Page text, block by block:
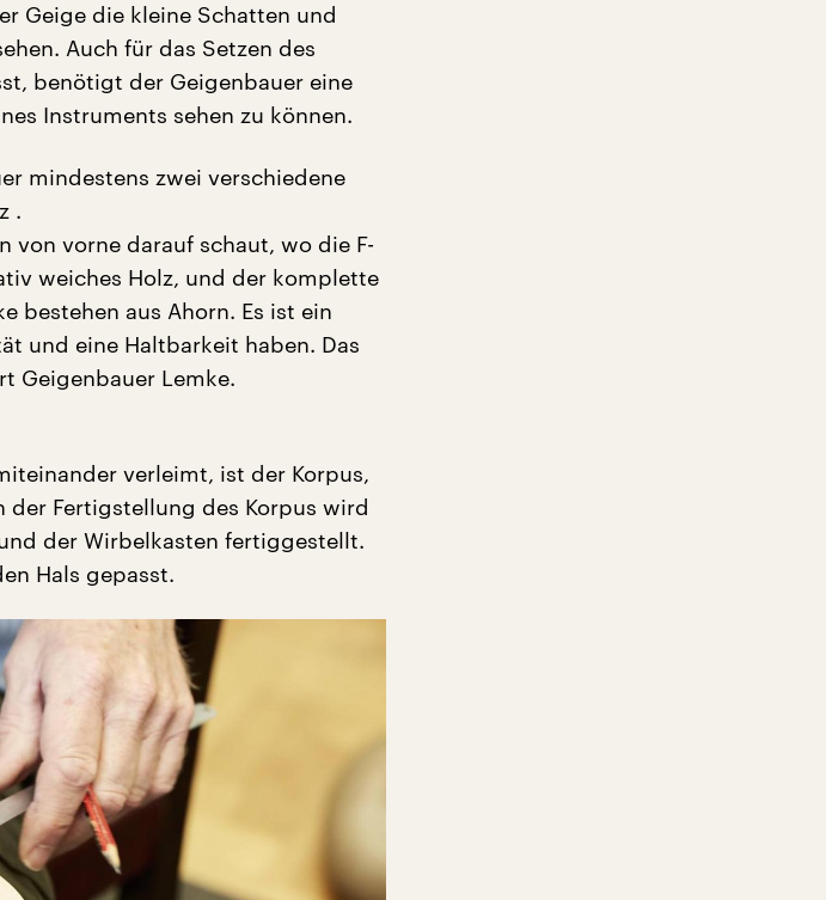
Geige die kleine Schatten und
Auch für das Setzen des
benötigt der Geigenbauer eine
Instruments sehen zu können.
mindestens zwei verschiedene
.
von vorne darauf schaut, wo die F-
weiches Holz, und der komplette
bestehen aus Ahorn. Es ist ein
und eine Haltbarkeit haben. Das
Geigenbauer Lemke.
verleimt, ist der Korpus,
der Fertigstellung des Korpus wird
der Wirbelkasten fertiggestellt.
Hals gepasst.